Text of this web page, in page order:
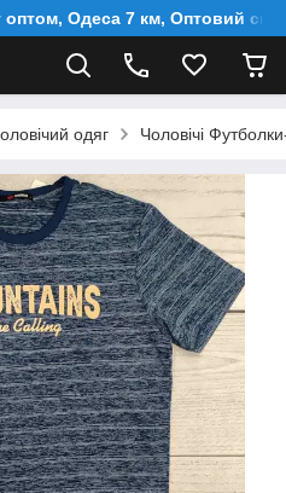
оптом, Одеса 7 км, Оптовий
одяг Чоловічі